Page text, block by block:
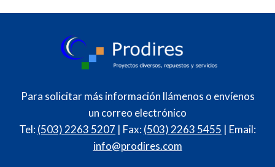
Para solicitar más información llámenos o envíenos
un correo electrónico
Tel:(503) 2263 5207 | Fax:(503) 2263 5455 | Email:
info@prodires.com